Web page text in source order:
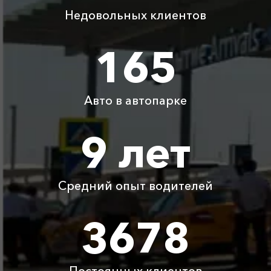
(граница)
400 ₽
13200 ₽
Бесплатно
Бесплатно Бесплатно Бесплатно
Аренда автомобиля
Цены по акции ограничены количеством свободных
автомобилей в г Крымск. Точную цену вам сообщит
менеджер при заказе.
Недовольных клиентов
165
Авто в автопарке
9 лет
Средний опыт водителей
3678